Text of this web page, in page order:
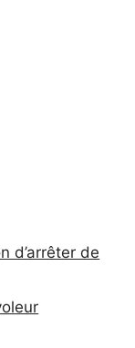
d’arrêter de